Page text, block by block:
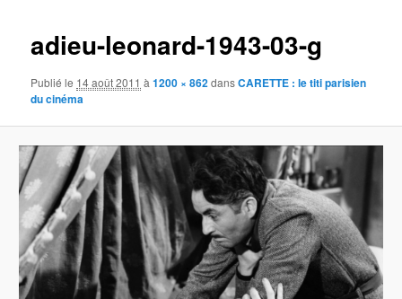
adieu-leonard-1943-03-g
Publié le 14 août 2011 à1200 × 862dansCARETTE : le titi parisien
du cinéma